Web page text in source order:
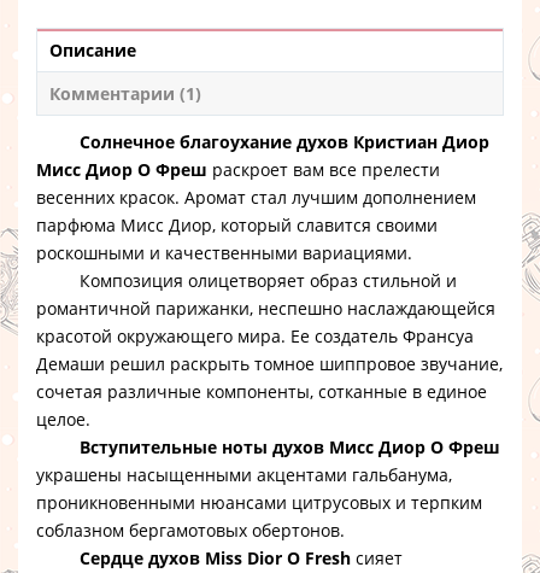
Описание
Комментарии (1)
Солнечное благоухание духов Кристиан Диор
Мисс Диор О Фреш раскроет вам все прелести
весенних красок. Аромат стал лучшим дополнением
парфюма Мисс Диор, который славится своими
роскошными и качественными вариациями.
Композиция олицетворяет образ стильной и
романтичной парижанки, неспешно наслаждающейся
красотой окружающего мира. Ее создатель Франсуа
Демаши решил раскрыть томное шиппровое звучание,
сочетая различные компоненты, сотканные в единое
целое.
Вступительные ноты духов Мисс Диор О Фреш
украшены насыщенными акцентами гальбанума,
проникновенными нюансами цитрусовых и терпким
соблазном бергамотовых обертонов.
Сердце духов Miss Dior O Fresh сияет